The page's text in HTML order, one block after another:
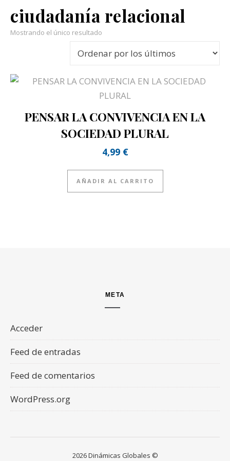
ciudadanía relacional
Mostrando el único resultado
PENSAR LA CONVIVENCIA EN LA
SOCIEDAD PLURAL
4,99 €
AÑADIR AL CARRITO
META
Acceder
Feed de entradas
Feed de comentarios
WordPress.org
2026 Dinámicas Globales ©